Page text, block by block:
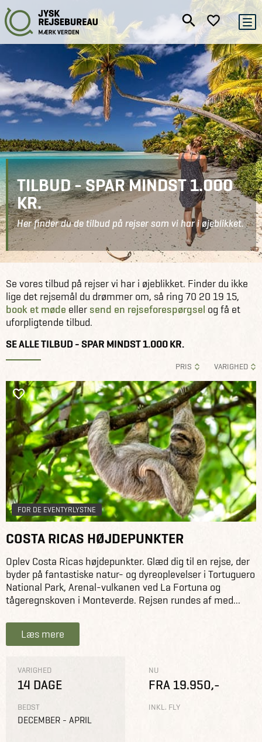
TILBUD - SPAR MINDST 1.000
KR.
Her finder du de tilbud på rejser som vi har i øjeblikket.
Se vores tilbud på rejser vi har i øjeblikket. Finder du ikke
lige det rejsemål du drømmer om, så ring 70 20 19 15,
book et møde ellersend en rejseforespørgsel og få et
uforpligtende tilbud.
SE ALLE TILBUD - SPAR MINDST 1.000 KR.
PRIS VARIGHED
FOR DE EVENTYRLYSTNE
COSTA RICAS HØJDEPUNKTER
Oplev Costa Ricas højdepunkter. Glæd dig til en rejse, der
byder på fantastiske natur- og dyreoplevelser i Tortuguero
National Park, Arenal-vulkanen ved La Fortuna og
tågeregnskoven i Monteverde. Rejsen rundes af med...
Læs mere
VARIGHED
14 DAGE
BEDST
DECEMBER - APRIL
NU
FRA 19.950,-
INKL. FLY